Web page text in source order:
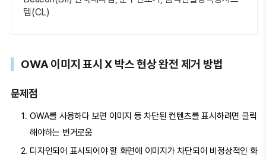
템(CL)
OWA 이미지 표시 X 박스 현상 완전 제거 방법
문제점
OWA를 사용하다 보면 이미지 등 차단된 컨텐츠를 표시하려면 클릭
해야하는 번거로움
디자인되어 표시되어야 할 화면에 이미지가 차단되어 비정상적인 화